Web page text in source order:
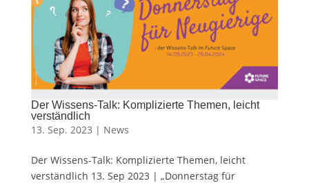
Der Wissens-Talk: Komplizierte Themen, leicht
verständlich
13. Sep. 2023 | News
Der Wissens-Talk: Komplizierte Themen, leicht
verständlich 13. Sep 2023 | „Donnerstag für